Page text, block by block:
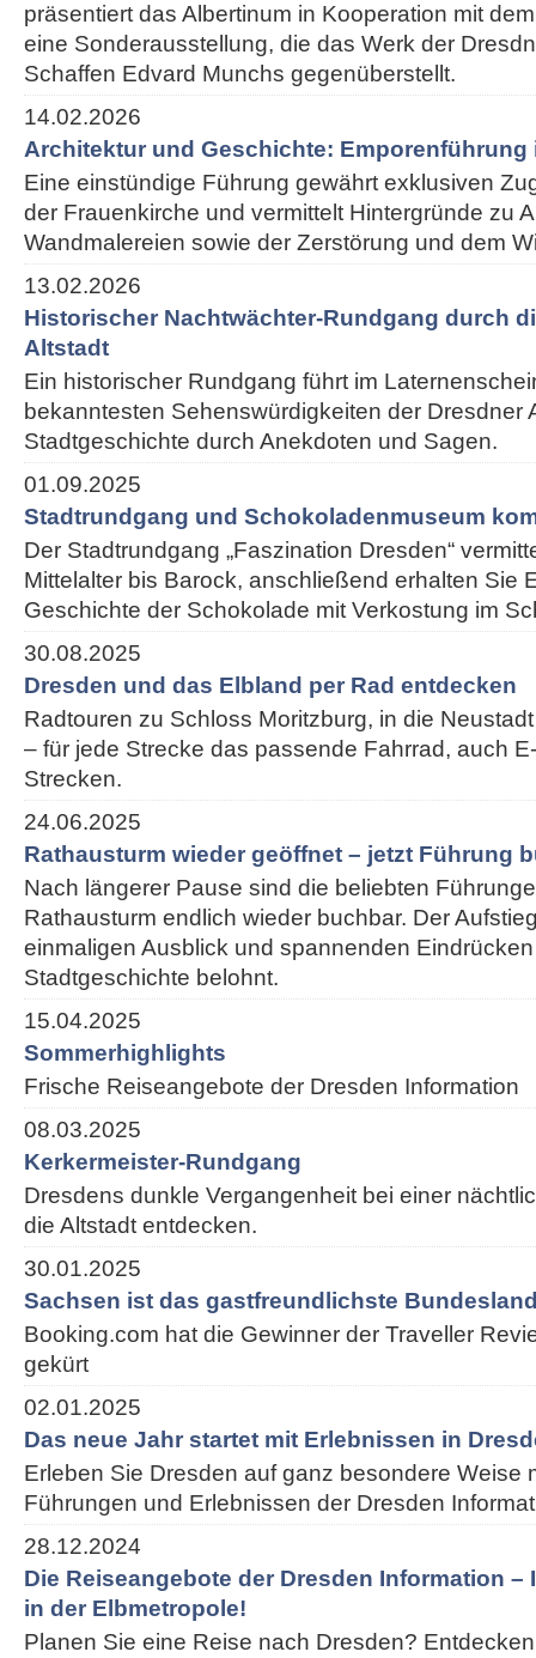
präsentiert das Albertinum in Kooperation mit
eine Sonderausstellung, die das Werk der
Schaffen Edvard Munchs gegenüberstellt.
14.02.2026
Architektur und Geschichte: Emporenführung
Eine einstündige Führung gewährt exklusiven
der Frauenkirche und vermittelt Hintergründe zu
Wandmalereien sowie der Zerstörung und dem
13.02.2026
Historischer Nachtwächter-Rundgang durch
Altstadt
Ein historischer Rundgang führt im
bekanntesten Sehenswürdigkeiten der Dresdner
Stadtgeschichte durch Anekdoten und Sagen.
01.09.2025
Stadtrundgang und Schokoladenmuseum
Der Stadtrundgang „Faszination Dresden“
Mittelalter bis Barock, anschließend erhalten Sie
Geschichte der Schokolade mit Verkostung im
30.08.2025
Dresden und das Elbland per Rad entdecken
Radtouren zu Schloss Moritzburg, in die
– für jede Strecke das passende Fahrrad, auch
Strecken.
24.06.2025
Rathausturm wieder geöffnet – jetzt Führung
Nach längerer Pause sind die beliebten
Rathausturm endlich wieder buchbar. Der
einmaligen Ausblick und spannenden
Stadtgeschichte belohnt.
15.04.2025
Sommerhighlights
Frische Reiseangebote der Dresden Information
08.03.2025
Kerkermeister-Rundgang
Dresdens dunkle Vergangenheit bei einer
die Altstadt entdecken.
30.01.2025
Sachsen ist das gastfreundlichste
Booking.com hat die Gewinner der Traveller
gekürt
02.01.2025
Das neue Jahr startet mit Erlebnissen in
Erleben Sie Dresden auf ganz besondere Weise
Führungen und Erlebnissen der Dresden
28.12.2024
Die Reiseangebote der Dresden Information –
in der Elbmetropole!
Planen Sie eine Reise nach Dresden?